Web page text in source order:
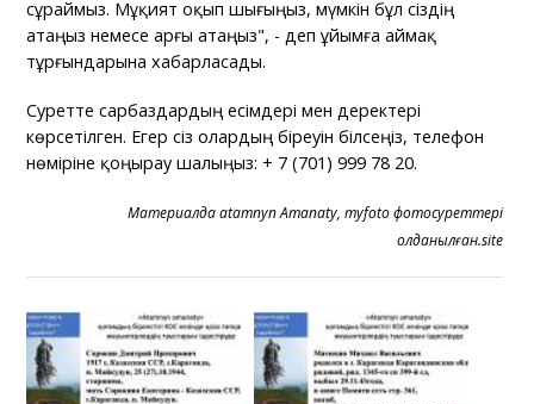
сұраймыз. Мұқият оқып шығыңыз, мүмкін бұл сіздің
атаңыз немесе арғы атаңыз", - деп ұйымға аймақ
тұрғындарына хабарласады.
Суретте сарбаздардың есімдері мен деректері
көрсетілген. Егер сіз олардың біреуін білсеңіз, телефон
нөміріне қоңырау шалыңыз: + 7 (701) 999 78 20.
Материалда atamnyn Amanaty, myfoto фотосуреттері
қолданылған.site